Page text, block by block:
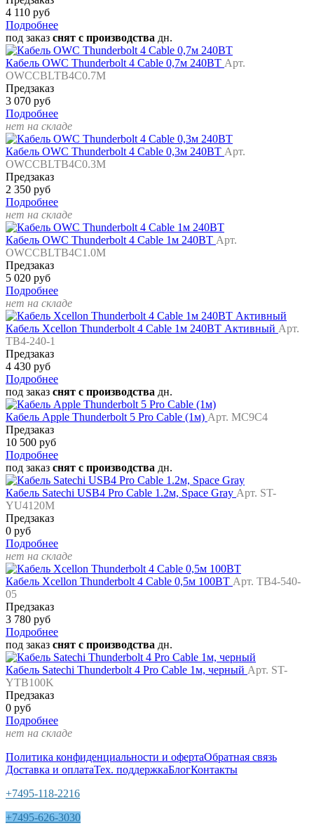
4 110 руб
Подробнее
под заказ снят с производства дн.
Кабель OWC Thunderbolt 4 Cable 0,7м 240ВТ Арт.
OWCCBLTB4C0.7M
Предзаказ
3 070 руб
Подробнее
нет на складе
Кабель OWC Thunderbolt 4 Cable 0,3м 240ВТ Арт.
OWCCBLTB4C0.3M
Предзаказ
2 350 руб
Подробнее
нет на складе
Кабель OWC Thunderbolt 4 Cable 1м 240ВТ Арт.
OWCCBLTB4C1.0M
Предзаказ
5 020 руб
Подробнее
нет на складе
Кабель Xcellon Thunderbolt 4 Cable 1м 240ВТ Активный Арт.
TB4-240-1
Предзаказ
4 430 руб
Подробнее
под заказ снят с производства дн.
Кабель Apple Thunderbolt 5 Pro Cable (1м) Арт. MC9C4
Предзаказ
10 500 руб
Подробнее
под заказ снят с производства дн.
Кабель Satechi USB4 Pro Cable 1.2м, Space Gray Арт. ST-
YU4120M
Предзаказ
0 руб
Подробнее
нет на складе
Кабель Xcellon Thunderbolt 4 Cable 0,5м 100ВТ Арт. TB4-540-
05
Предзаказ
3 780 руб
Подробнее
под заказ снят с производства дн.
Кабель Satechi Thunderbolt 4 Pro Cable 1м, черный Арт. ST-
YTB100K
Предзаказ
0 руб
Подробнее
нет на складе
Политика конфиденциальности и офертаОбратная связь
Доставка и оплатаТех. поддержкаБлогКонтакты
+7495-118-2216
+7495-626-3030